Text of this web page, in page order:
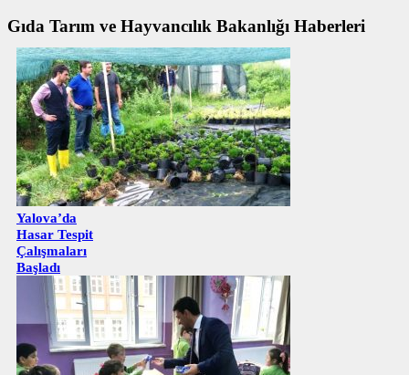
Gıda Tarım ve Hayvancılık Bakanlığı Haberleri
Yalova’da
Hasar Tespit
Çalışmaları
Başladı